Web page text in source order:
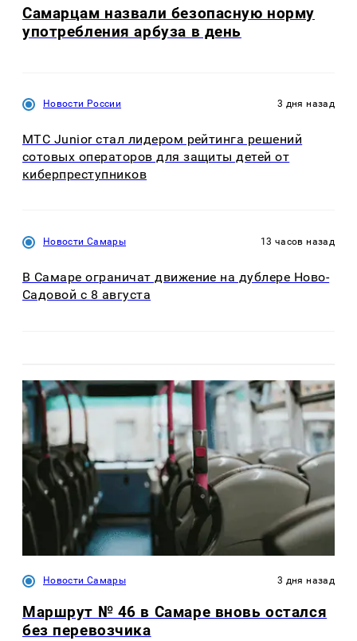
Самарцам назвали безопасную норму
употребления арбуза в день
Новости России 3 дня назад
МТС Junior стал лидером рейтинга решений
сотовых операторов для защиты детей от
киберпреступников
Новости Самары 13 часов назад
В Самаре ограничат движение на дублере Ново-
Садовой с 8 августа
Новости Самары 3 дня назад
Маршрут № 46 в Самаре вновь остался
без перевозчика